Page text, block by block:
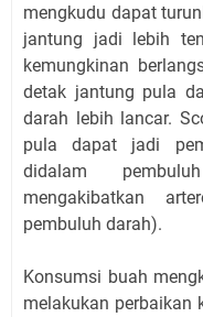
mengkudu dapat
jantung jadi lebih
kemungkinan
detak jantung pula
darah lebih lancar.
pula dapat jadi
didalam
mengakibatkan
pembuluh darah).
Konsumsi buah
melakukan perbaikan